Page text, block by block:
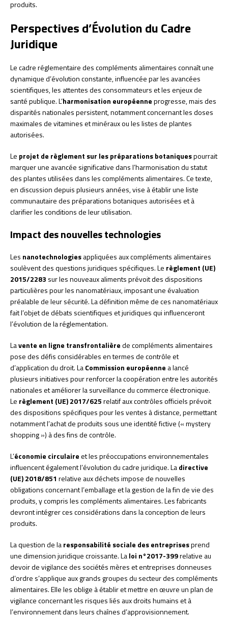
produits.
Perspectives d’Évolution du Cadre
Juridique
Le cadre réglementaire des compléments alimentaires connaît une
dynamique d’évolution constante, influencée par les avancées
scientifiques, les attentes des consommateurs et les enjeux de
santé publique. L’harmonisation européenneprogresse, mais des
disparités nationales persistent, notamment concernant les doses
maximales de vitamines et minéraux ou les listes de plantes
autorisées.
Le projet de règlement sur les préparations botaniquespourrait
marquer une avancée significative dans l’harmonisation du statut
des plantes utilisées dans les compléments alimentaires. Ce texte,
en discussion depuis plusieurs années, vise à établir une liste
communautaire des préparations botaniques autorisées et à
clarifier les conditions de leur utilisation.
Impact des nouvelles technologies
Les nanotechnologiesappliquées aux compléments alimentaires
soulèvent des questions juridiques spécifiques. Le règlement (UE)
2015/2283 sur les nouveaux aliments prévoit des dispositions
particulières pour les nanomatériaux, imposant une évaluation
préalable de leur sécurité. La définition même de ces nanomatériaux
fait l’objet de débats scientifiques et juridiques qui influenceront
l’évolution de la réglementation.
Lavente en ligne transfrontalièrede compléments alimentaires
pose des défis considérables en termes de contrôle et
d’application du droit. LaCommission européenne a lancé
plusieurs initiatives pour renforcer la coopération entre les autorités
nationales et améliorer la surveillance du commerce électronique.
Le règlement (UE) 2017/625relatif aux contrôles officiels prévoit
des dispositions spécifiques pour les ventes à distance, permettant
notamment l’achat de produits sous une identité fictive (« mystery
shopping ») à des fins de contrôle.
L’économie circulaireet les préoccupations environnementales
influencent également l’évolution du cadre juridique. Ladirective
(UE) 2018/851 relative aux déchets impose de nouvelles
obligations concernant l’emballage et la gestion de la fin de vie des
produits, y compris les compléments alimentaires. Les fabricants
devront intégrer ces considérations dans la conception de leurs
produits.
La question de laresponsabilité sociale des entreprisesprend
une dimension juridique croissante. Laloi n°2017-399relative au
devoir de vigilance des sociétés mères et entreprises donneuses
d’ordre s’applique aux grands groupes du secteur des compléments
alimentaires. Elle les oblige à établir et mettre en œuvre un plan de
vigilance concernant les risques liés aux droits humains et à
l’environnement dans leurs chaînes d’approvisionnement.